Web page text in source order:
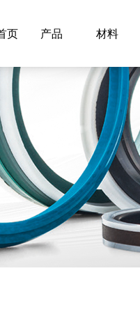
页 产品 材料